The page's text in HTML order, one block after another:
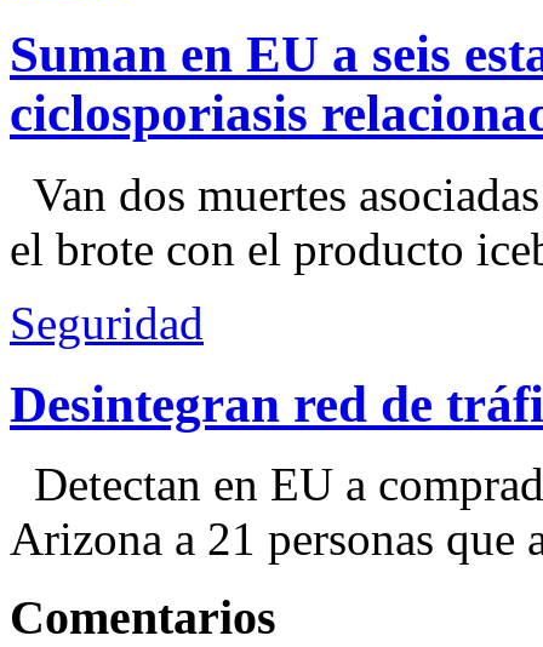
Suman en EU a seis
ciclosporiasis
Van dos muertes
el brote con el producto
Seguridad
Desintegran red de
Detectan en EU a
Arizona a 21 personas que
Comentarios